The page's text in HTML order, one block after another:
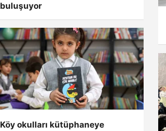
buluşuyor
Köy okulları kütüphaneye